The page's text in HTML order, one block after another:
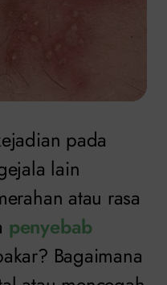
pada
lain
atau rasa
penyebab
Bagaimana